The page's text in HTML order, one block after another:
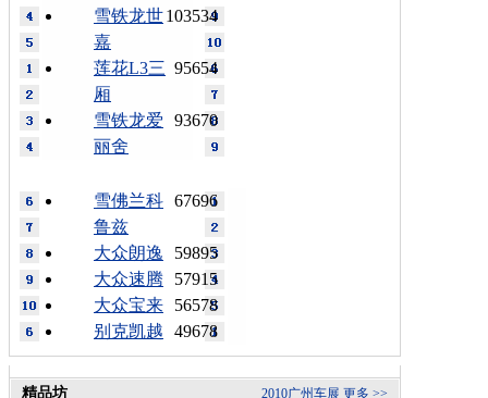
103534
雪铁龙世
嘉
95654
莲花L3三
厢
93670
雪铁龙爱
丽舍
67696
雪佛兰科
鲁兹
59895
大众朗逸
57915
大众速腾
56578
大众宝来
49678
别克凯越
更多 >>
2010广州车展
精品坊